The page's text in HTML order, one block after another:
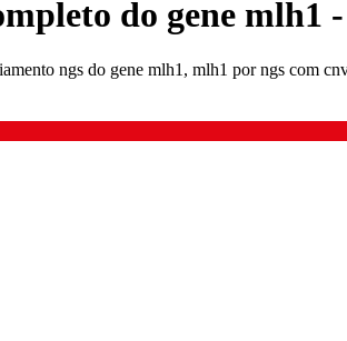
do gene mlh1
ngs do gene mlh1, mlh1 por ngs com